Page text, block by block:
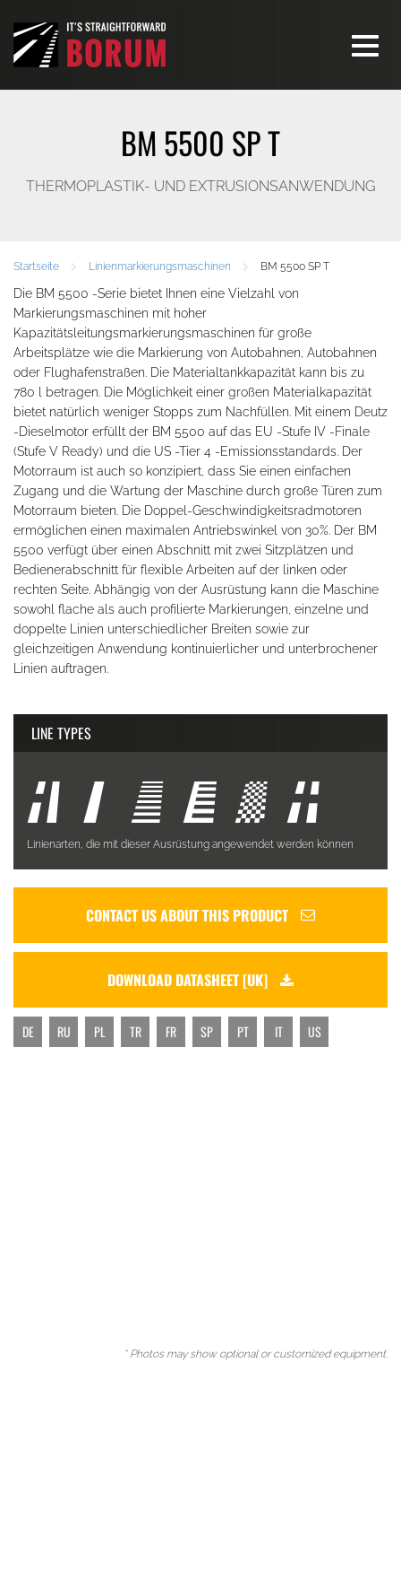
Toggle
BM 5500 SP T
THERMOPLASTIK- UND EXTRUSIONSANWENDUNG
Startseite Linienmarkierungsmaschinen BM 5500 SP T
Die BM 5500 -Serie bietet Ihnen eine Vielzahl von
Markierungsmaschinen mit hoher
Kapazitätsleitungsmarkierungsmaschinen für große
Arbeitsplätze wie die Markierung von Autobahnen, Autobahnen
oder Flughafenstraßen. Die Materialtankkapazität kann bis zu
780 l betragen. Die Möglichkeit einer großen Materialkapazität
bietet natürlich weniger Stopps zum Nachfüllen. Mit einem Deutz
-Dieselmotor erfüllt der BM 5500 auf das EU -Stufe IV -Finale
(Stufe V Ready) und die US -Tier 4 -Emissionsstandards. Der
Motorraum ist auch so konzipiert, dass Sie einen einfachen
Zugang und die Wartung der Maschine durch große Türen zum
Motorraum bieten. Die Doppel-Geschwindigkeitsradmotoren
ermöglichen einen maximalen Antriebswinkel von 30%. Der BM
5500 verfügt über einen Abschnitt mit zwei Sitzplätzen und
Bedienerabschnitt für flexible Arbeiten auf der linken oder
rechten Seite. Abhängig von der Ausrüstung kann die Maschine
sowohl flache als auch profilierte Markierungen, einzelne und
doppelte Linien unterschiedlicher Breiten sowie zur
gleichzeitigen Anwendung kontinuierlicher und unterbrochener
Linien auftragen.
LINE TYPES
Linienarten, die mit dieser Ausrüstung angewendet werden können
CONTACT US ABOUT THIS PRODUCT
DOWNLOAD DATASHEET [UK]
DE RU PL TR FR SP PT IT US
* Photos may show optional or customized equipment.